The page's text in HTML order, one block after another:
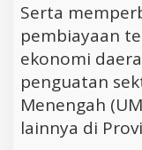
Serta
pembiayaan
ekonomi
penguatan
Menengah
lainnya di